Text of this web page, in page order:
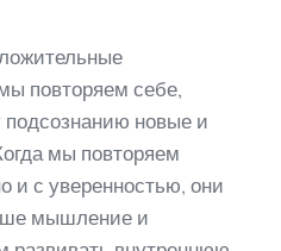
повторяем себе,
новые и
мы повторяем
и с уверенностью, они
мышление и